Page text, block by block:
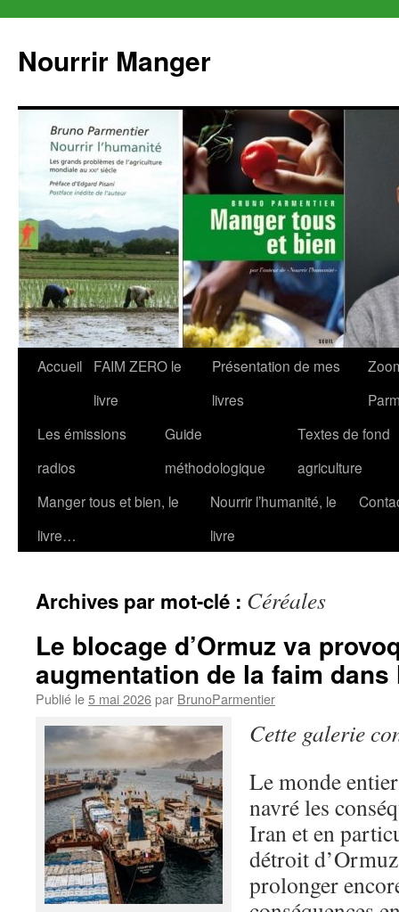
contenu
Nourrir Manger
Accueil
FAIM ZERO le
livre
Présentation de mes
livres
Les émissions
radios
Guide
méthodologique
Textes de fond
agriculture
Manger tous et bien, le
livre…
Nourrir l’humanité, le
livre
Archives par mot-clé : Céréales
Le blocage d’Ormuz va
augmentation de la faim dans
Publié le5 mai 2026par BrunoParmentier
Cette galerie
Le monde
navré les
Iran et en
détroit
prolonger